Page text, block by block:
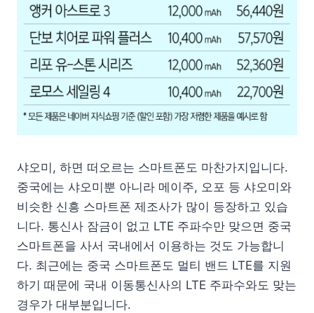
샤오미, 하면 떠오르는 스마트폰도 마찬가지입니다.
중국에는 샤오미뿐 아니라 메이주, 오포 등 샤오미와
비슷한 신흥 스마트폰 제조사가 많이 등장하고 있습
니다. 통신사 잠금이 없고 LTE 주파수만 맞으면 중국
스마트폰을 사서 국내에서 이용하는 것도 가능합니
다. 최근에는 중국 스마트폰도 멀티 밴드 LTE를 지원
하기 때문에 국내 이동통신사의 LTE 주파수와도 맞는
경우가 대부분입니다.